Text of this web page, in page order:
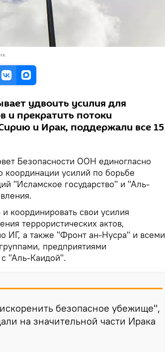
удвоить усилия для
и прекратить потоки
и Ирак, поддержали все 15
Безопасности ООН единогласно
усилий по борьбе
"Исламское государство" и "Аль-
координировать свои усилия
террористических актов,
ИГ, а также "Фронт ан-Нусра" и всеми
предприятиями
"Аль-Каидой".
безопасное убежище",
на значительной части Ирака